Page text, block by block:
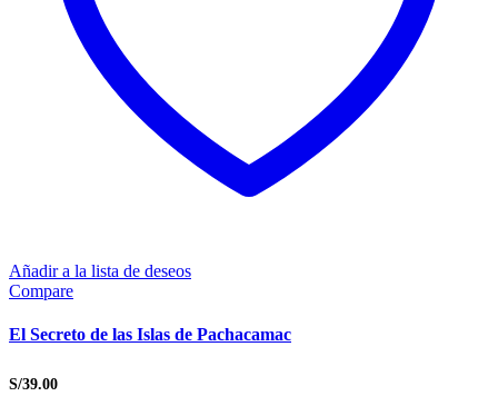
Añadir a la lista de deseos
Compare
El Secreto de las Islas de Pachacamac
S/39.00